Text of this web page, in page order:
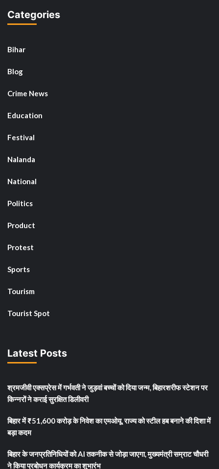
Categories
Bihar
Blog
Crime News
Education
Festival
Nalanda
National
Politics
Product
Protest
Sports
Tourism
Tourist Spot
Latest Posts
श्रमजीवी एक्सप्रेस में गर्भवती ने जुड़वां बच्चों को दिया जन्म, बिहारशरीफ स्टेशन पर
किन्नरों ने कराई सुरक्षित डिलीवरी
बिहार में ₹51,600 करोड़ के निवेश का एमओयू, राज्य को स्टील हब बनाने की दिशा में
बड़ा कदम
बिहार के जनप्रतिनिधियों को AI तकनीक से जोड़ा जाएगा, मुख्यमंत्री सम्राट चौधरी
ने किया प्रबोधन कार्यक्रम का शुभारंभ